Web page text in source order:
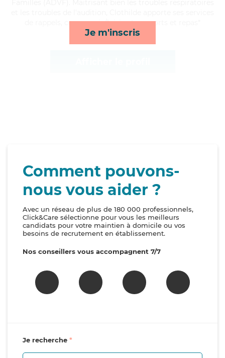
Je m'inscris
de rappels, compagnie/loisirs, transports et repas*
Comment pouvons-
nous vous aider ?
Avec un réseau de plus de 180 000 professionnels,
Click&Care sélectionne pour vous les meilleurs
candidats pour votre maintien à domicile ou vos
besoins de recrutement en établissement.
Nos conseillers vous accompagnent 7/7
Je recherche